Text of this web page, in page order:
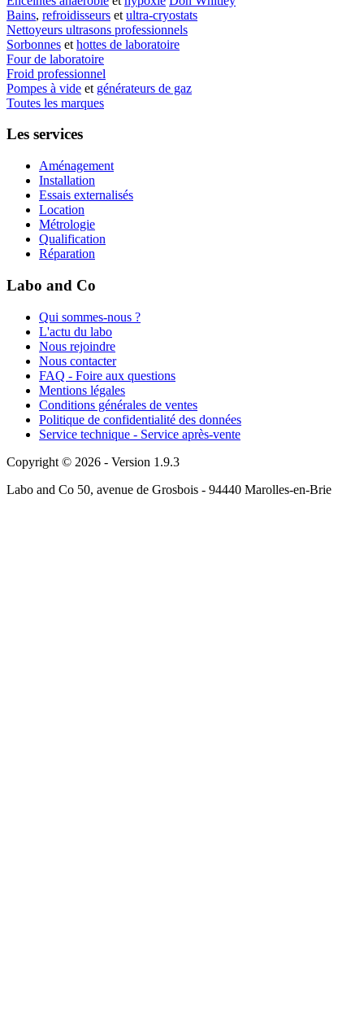
Bains, refroidisseurs et ultra-cryostats
Nettoyeurs ultrasons professionnels
Sorbonnes et hottes de laboratoire
Four de laboratoire
Froid professionnel
Pompes à vide et générateurs de gaz
Toutes les marques
Les services
Aménagement
Installation
Essais externalisés
Location
Métrologie
Qualification
Réparation
Labo and Co
Qui sommes-nous ?
L'actu du labo
Nous rejoindre
Nous contacter
FAQ - Foire aux questions
Mentions légales
Conditions générales de ventes
Politique de confidentialité des données
Service technique - Service après-vente
Copyright © 2026 - Version 1.9.3
Labo and Co 50, avenue de Grosbois - 94440 Marolles-en-Brie